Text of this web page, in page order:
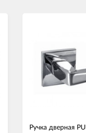
Ручка дверная